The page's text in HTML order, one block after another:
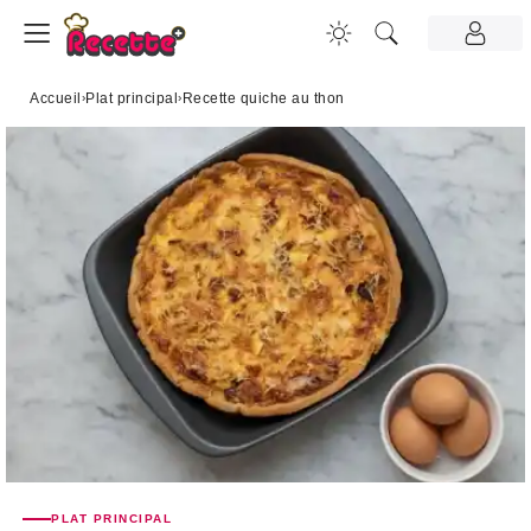
Accueil ›Plat principal › Recette quiche au thon
PLAT PRINCIPAL